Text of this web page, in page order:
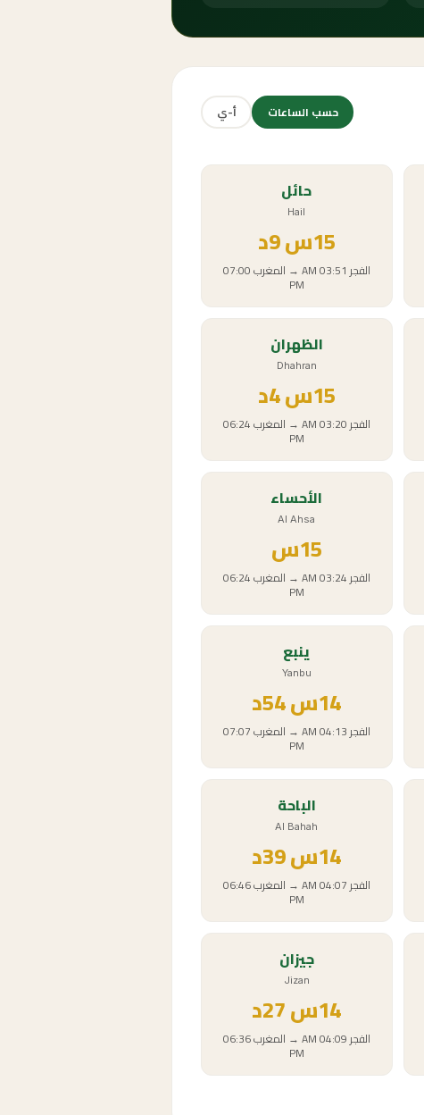
حسب الساعات أ-ي
حائل
Hail
15س9د
الفجر 03:51 AM
→ المغرب07:00
PM
الظهران
Dhahran
15س4د
الفجر03:20 AM
→ المغرب06:24
PM
الأحساء
Al Ahsa
15س
الفجر03:24 AM
→ المغرب06:24
PM
ينبع
Yanbu
14س
الفجر04:13 AM
→ المغرب07:07
PM
الباحة
Al Bahah
14س
الفجر04:07 AM
→ المغرب06:46
PM
جيزان
Jizan
14س
الفجر04:09 AM
→ المغرب06:36
PM